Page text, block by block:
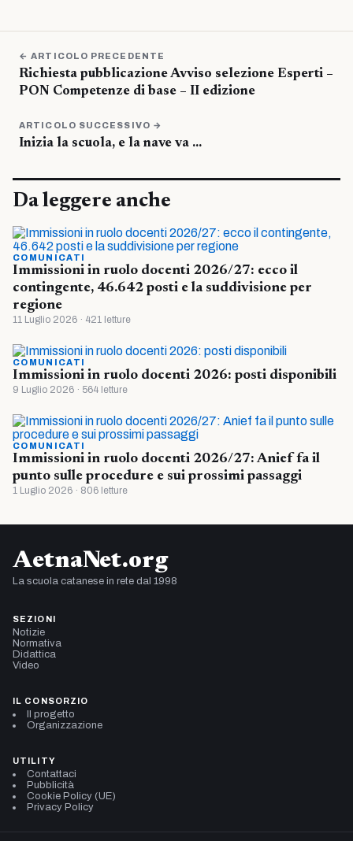
← ARTICOLO PRECEDENTE
Richiesta pubblicazione Avviso selezione Esperti –
PON Competenze di base – II edizione
ARTICOLO SUCCESSIVO →
Inizia la scuola, e la nave va …
Da leggere anche
COMUNICATI
Immissioni in ruolo docenti 2026/27: ecco il
contingente, 46.642 posti e la suddivisione per
regione
11 Luglio 2026 · 421 letture
COMUNICATI
Immissioni in ruolo docenti 2026: posti disponibili
9 Luglio 2026 · 564 letture
COMUNICATI
Immissioni in ruolo docenti 2026/27: Anief fa il
punto sulle procedure e sui prossimi passaggi
1 Luglio 2026 · 806 letture
AetnaNet.org
La scuola catanese in rete dal 1998
SEZIONI
Notizie
Normativa
Didattica
Video
IL CONSORZIO
Il progetto
Organizzazione
UTILITY
Contattaci
Pubblicità
Cookie Policy (UE)
Privacy Policy